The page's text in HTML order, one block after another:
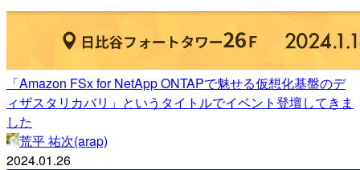
「Amazon FSx for NetApp ONTAPで魅せる仮想化基盤のデ
ィザスタリカバリ」というタイトルでイベント登壇してきま
した
荒平 祐次(arap)
2024.01.26